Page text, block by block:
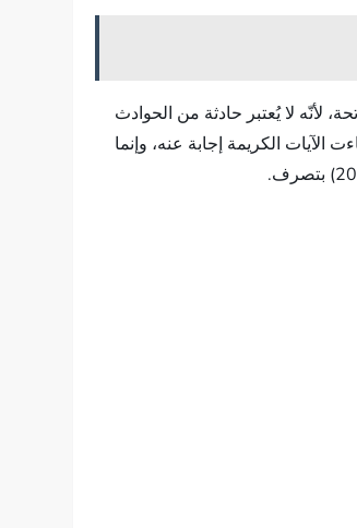
لأنّه لا يُعتبر حادثة من الحوادث
الكريمة إجابة عنه، وإنما